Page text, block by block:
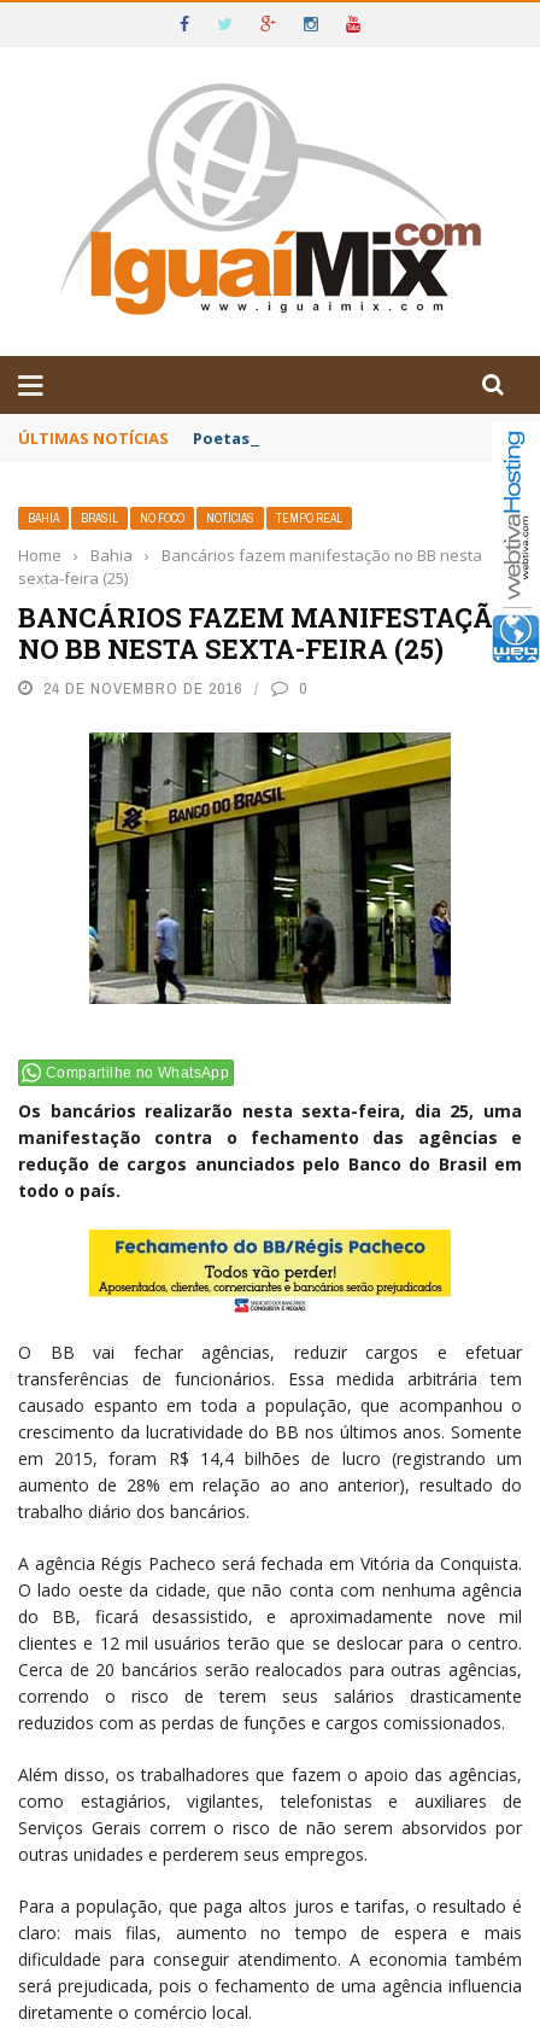
IGUAÍ E SUDOESTE DA BAHIA
ÚLTIMAS NOTÍCIAS Poetas baianos representam o Brasil no
BAHIA BRASIL NO FOCO NOTÍCIAS TEMPO REAL
Home › Bahia ›
Bancários fazem manifestação no BB nesta
sexta-feira (25)
BANCÁRIOS FAZEM MANIFESTAÇÃO
NO BB NESTA SEXTA-FEIRA (25)
24 DE NOVEMBRO DE 2016 0
Compartilhe no WhatsApp
Os bancários realizarão nesta sexta-feira, dia 25, uma
manifestação contra o fechamento das agências e
redução de cargos anunciados pelo Banco do Brasil em
todo o país.
O BB vai fechar agências, reduzir cargos e efetuar
transferências de funcionários. Essa medida arbitrária tem
causado espanto em toda a população, que acompanhou o
crescimento da lucratividade do BB nos últimos anos. Somente
em 2015, foram R$ 14,4 bilhões de lucro (registrando um
aumento de 28% em relação ao ano anterior), resultado do
trabalho diário dos bancários.
A agência Régis Pacheco será fechada em Vitória da Conquista.
O lado oeste da cidade, que não conta com nenhuma agência
do BB, ficará desassistido, e aproximadamente nove mil
clientes e 12 mil usuários terão que se deslocar para o centro.
Cerca de 20 bancários serão realocados para outras agências,
correndo o risco de terem seus salários drasticamente
reduzidos com as perdas de funções e cargos comissionados.
Além disso, os trabalhadores que fazem o apoio das agências,
como estagiários, vigilantes, telefonistas e auxiliares de
Serviços Gerais correm o risco de não serem absorvidos por
outras unidades e perderem seus empregos.
Para a população, que paga altos juros e tarifas, o resultado é
claro: mais filas, aumento no tempo de espera e mais
dificuldade para conseguir atendimento. A economia também
será prejudicada, pois o fechamento de uma agência influencia
diretamente o comércio local.